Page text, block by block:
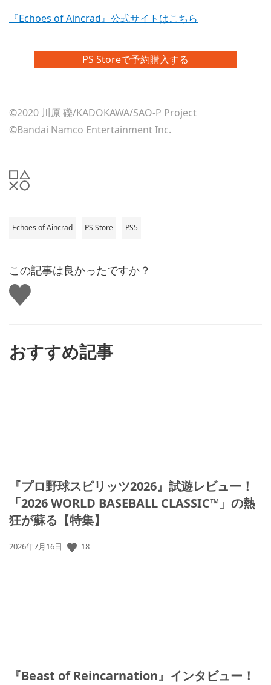
『Echoes of Aincrad』公式サイトはこちら
PS Storeで予約購入する
©2020 川原 礫/KADOKAWA/SAO-P Project
©Bandai Namco Entertainment Inc.
Echoes of Aincrad PS Store PS5
この記事は良かったですか？
い
い
おすすめ記事
『プロ野球スピリッツ2026』試遊レビュー！
「2026 WORLD BASEBALL CLASSIC™」の熱
狂が蘇る【特集】
公
2026年7月16日 18
『Beast of Reincarnation』インタビュー！